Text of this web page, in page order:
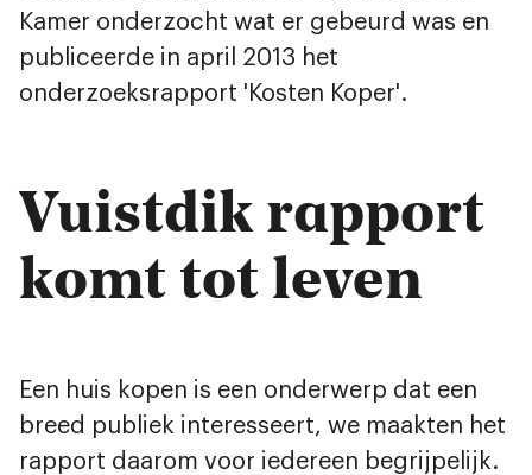
Kamer onderzocht wat er gebeurd was en
publiceerde in april 2013 het
onderzoeksrapport 'Kosten Koper'.
Vuistdik rapport
komt tot leven
Een huis kopen is een onderwerp dat een
breed publiek interesseert, we maakten het
rapport daarom voor iedereen begrijpelijk.